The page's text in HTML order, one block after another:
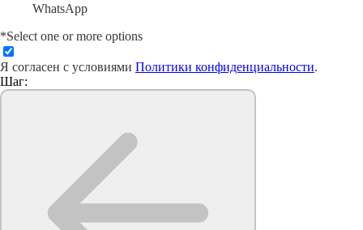
WhatsApp
*Select one or more options
Я согласен с условиями Политики конфиденциальности.
Шаг: